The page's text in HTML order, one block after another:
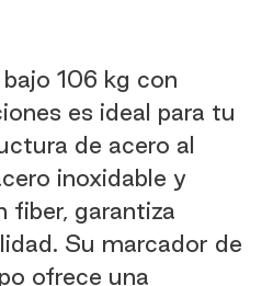
106 kg con
es ideal para tu
de acero al
inoxidable y
fiber, garantiza
Su marcador de
ofrece una